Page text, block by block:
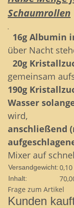
Schaumrollen
16g Albumin
über Nacht
20g
gemeinsam
190g
Wasser
wird,
anschließend
Mixer auf
Versandgewicht:
Inhalt:
Frage zum Artikel
Kunden